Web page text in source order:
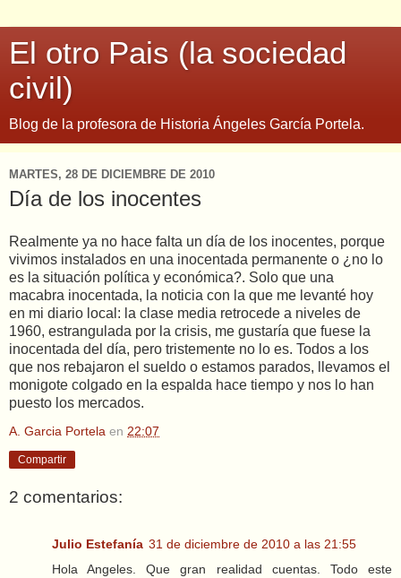
El otro Pais (la sociedad
civil)
Blog de la profesora de Historia Ángeles García Portela.
MARTES, 28 DE DICIEMBRE DE 2010
Día de los inocentes
Realmente ya no hace falta un día de los inocentes, porque
vivimos instalados en una inocentada permanente o ¿no lo
es la situación política y económica?. Solo que una
macabra inocentada, la noticia con la que me levanté hoy
en mi diario local: la clase media retrocede a niveles de
1960, estrangulada por la crisis, me gustaría que fuese la
inocentada del día, pero tristemente no lo es. Todos a los
que nos rebajaron el sueldo o estamos parados, llevamos el
monigote colgado en la espalda hace tiempo y nos lo han
puesto los mercados.
A. Garcia Portela en 22:07
Compartir
2 comentarios:
Julio Estefanía 31 de diciembre de 2010 a las 21:55
Hola Angeles. Que gran realidad cuentas. Todo este